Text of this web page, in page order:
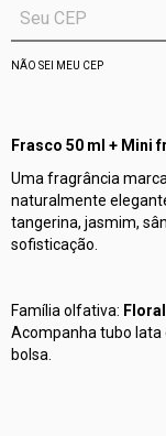
NÃO SEI MEU CEP
Frasco 50 ml + Mini
Uma fragrância
naturalmente
tangerina, jasmim,
sofisticação.
Família olfativa:
Acompanha tubo lata
bolsa.